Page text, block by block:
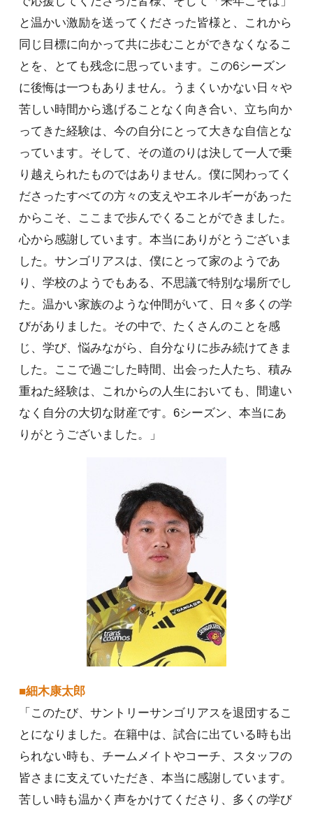
と温かい激励を送ってくださった皆様と、これから
同じ目標に向かって共に歩むことができなくなるこ
とを、とても残念に思っています。この6シーズン
に後悔は一つもありません。うまくいかない日々や
苦しい時間から逃げることなく向き合い、立ち向か
ってきた経験は、今の自分にとって大きな自信とな
っています。そして、その道のりは決して一人で乗
り越えられたものではありません。僕に関わってく
ださったすべての方々の支えやエネルギーがあった
からこそ、ここまで歩んでくることができました。
心から感謝しています。本当にありがとうございま
した。サンゴリアスは、僕にとって家のようであ
り、学校のようでもある、不思議で特別な場所でし
た。温かい家族のような仲間がいて、日々多くの学
びがありました。その中で、たくさんのことを感
じ、学び、悩みながら、自分なりに歩み続けてきま
した。ここで過ごした時間、出会った人たち、積み
重ねた経験は、これからの人生においても、間違い
なく自分の大切な財産です。6シーズン、本当にあ
りがとうございました。」
■細木康太郎
「このたび、サントリーサンゴリアスを退団するこ
とになりました。在籍中は、試合に出ている時も出
られない時も、チームメイトやコーチ、スタッフの
皆さまに支えていただき、本当に感謝しています。
苦しい時も温かく声をかけてくださり、多くの学び